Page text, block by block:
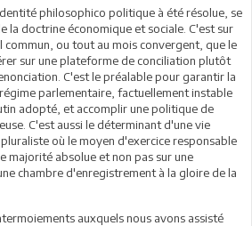
philosophico politique à été résolue, se
la doctrine économique et sociale. C'est sur
commun, ou tout au mois convergent, que le
sur une plateforme de conciliation plutôt
C'est le préalable pour garantir la
parlementaire, factuellement instable
adopté, et accomplir une politique de
C'est aussi le déterminant d'une vie
où le moyen d'exercice responsable
majorité absolue et non pas sur une
chambre d'enregistrement à la gloire de la
auxquels nous avons assisté